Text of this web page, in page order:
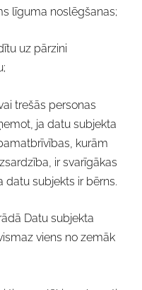
līguma noslēgšanas;
uz pārzini
trešās personas
ja datu subjekta
kurām
ir svarīgākas
datu subjekts ir bērns.
Datu subjekta
viens no zemāk